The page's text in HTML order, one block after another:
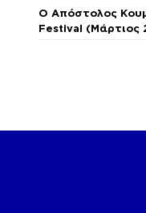
Ο Απόστολος
Festival (Μάρτιος